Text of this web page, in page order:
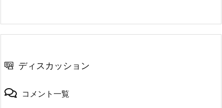
ディスカッション
コメント一覧